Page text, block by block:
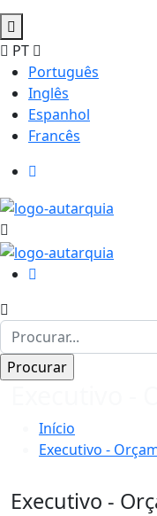
PT
Português
Inglês
Espanhol
Francês
Início
Executivo -
Executivo -